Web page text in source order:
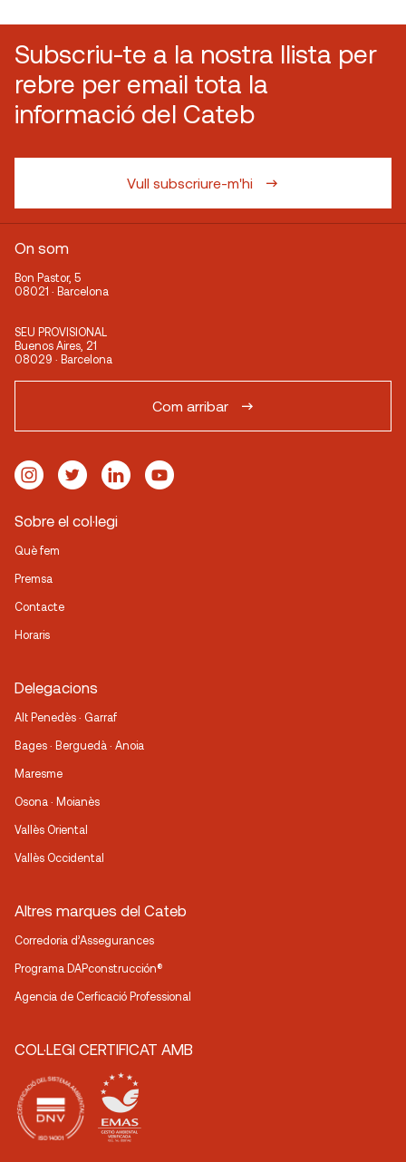
Subscriu-te a la nostra llista per
rebre per email tota la
informació del Cateb
Vull subscriure-m'hi
On som
Bon Pastor, 5
08021 · Barcelona
SEU PROVISIONAL
Buenos Aires, 21
08029 · Barcelona
Com arribar
Sobre el col·legi
Què fem
Premsa
Contacte
Horaris
Delegacions
Alt Penedès · Garraf
Bages · Berguedà · Anoia
Maresme
Osona · Moianès
Vallès Oriental
Vallès Occidental
Altres marques del Cateb
Corredoria d’Assegurances
Programa DAPconstrucción®
Agencia de Cerficació Professional
COL·LEGI CERTIFICAT AMB